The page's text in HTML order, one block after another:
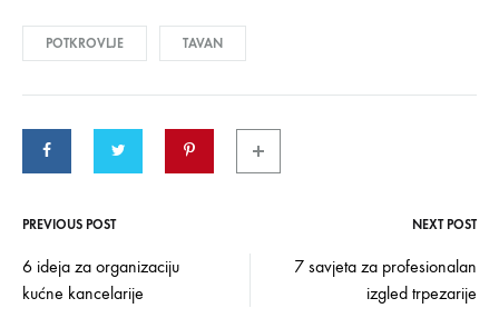
POTKROVLJE TAVAN
Post
PREVIOUS POST NEXT POST
6 ideja za organizaciju
kućne kancelarije
7 savjeta za profesionalan
izgled trpezarije